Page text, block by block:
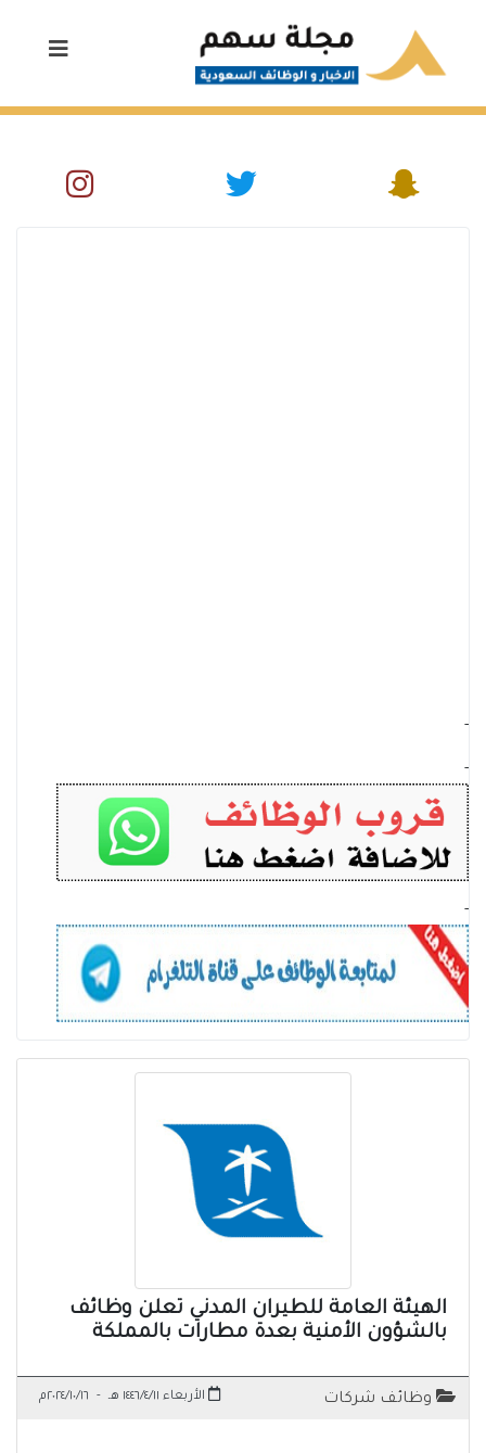
-
-
-
الهيئة العامة للطيران المدني تعلن وظائف
بالشؤون الأمنية بعدة مطارات بالمملكة
وظائف شركات الأربعاء ١٤٤٦/٤/١١ هـ - ٢٠٢٤/١٠/١٦م